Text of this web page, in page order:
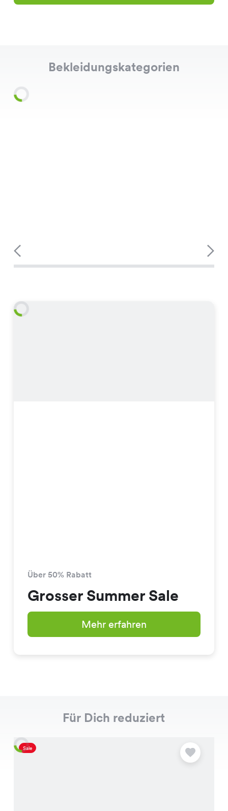
Bekleidungskategorien
Über 50% Rabatt
Grosser Summer Sale
Mehr erfahren
Für Dich reduziert
Sale